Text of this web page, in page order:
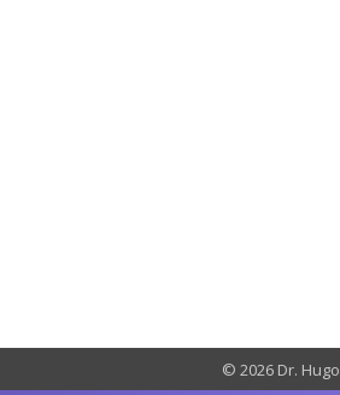
© 2026 Dr.